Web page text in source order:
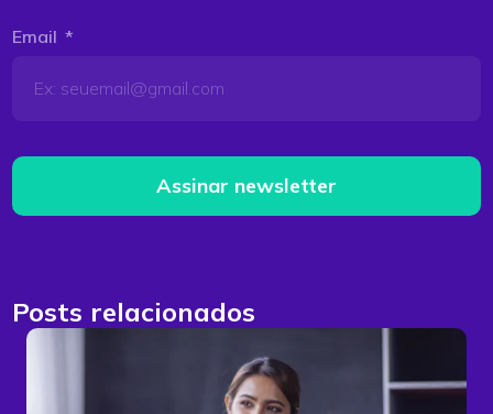
Email
Assinar newsletter
Posts relacionados